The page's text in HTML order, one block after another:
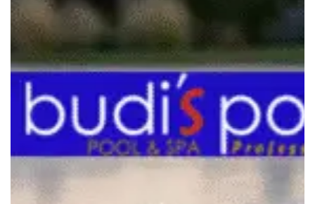
Mosaic
Kolam
Renang